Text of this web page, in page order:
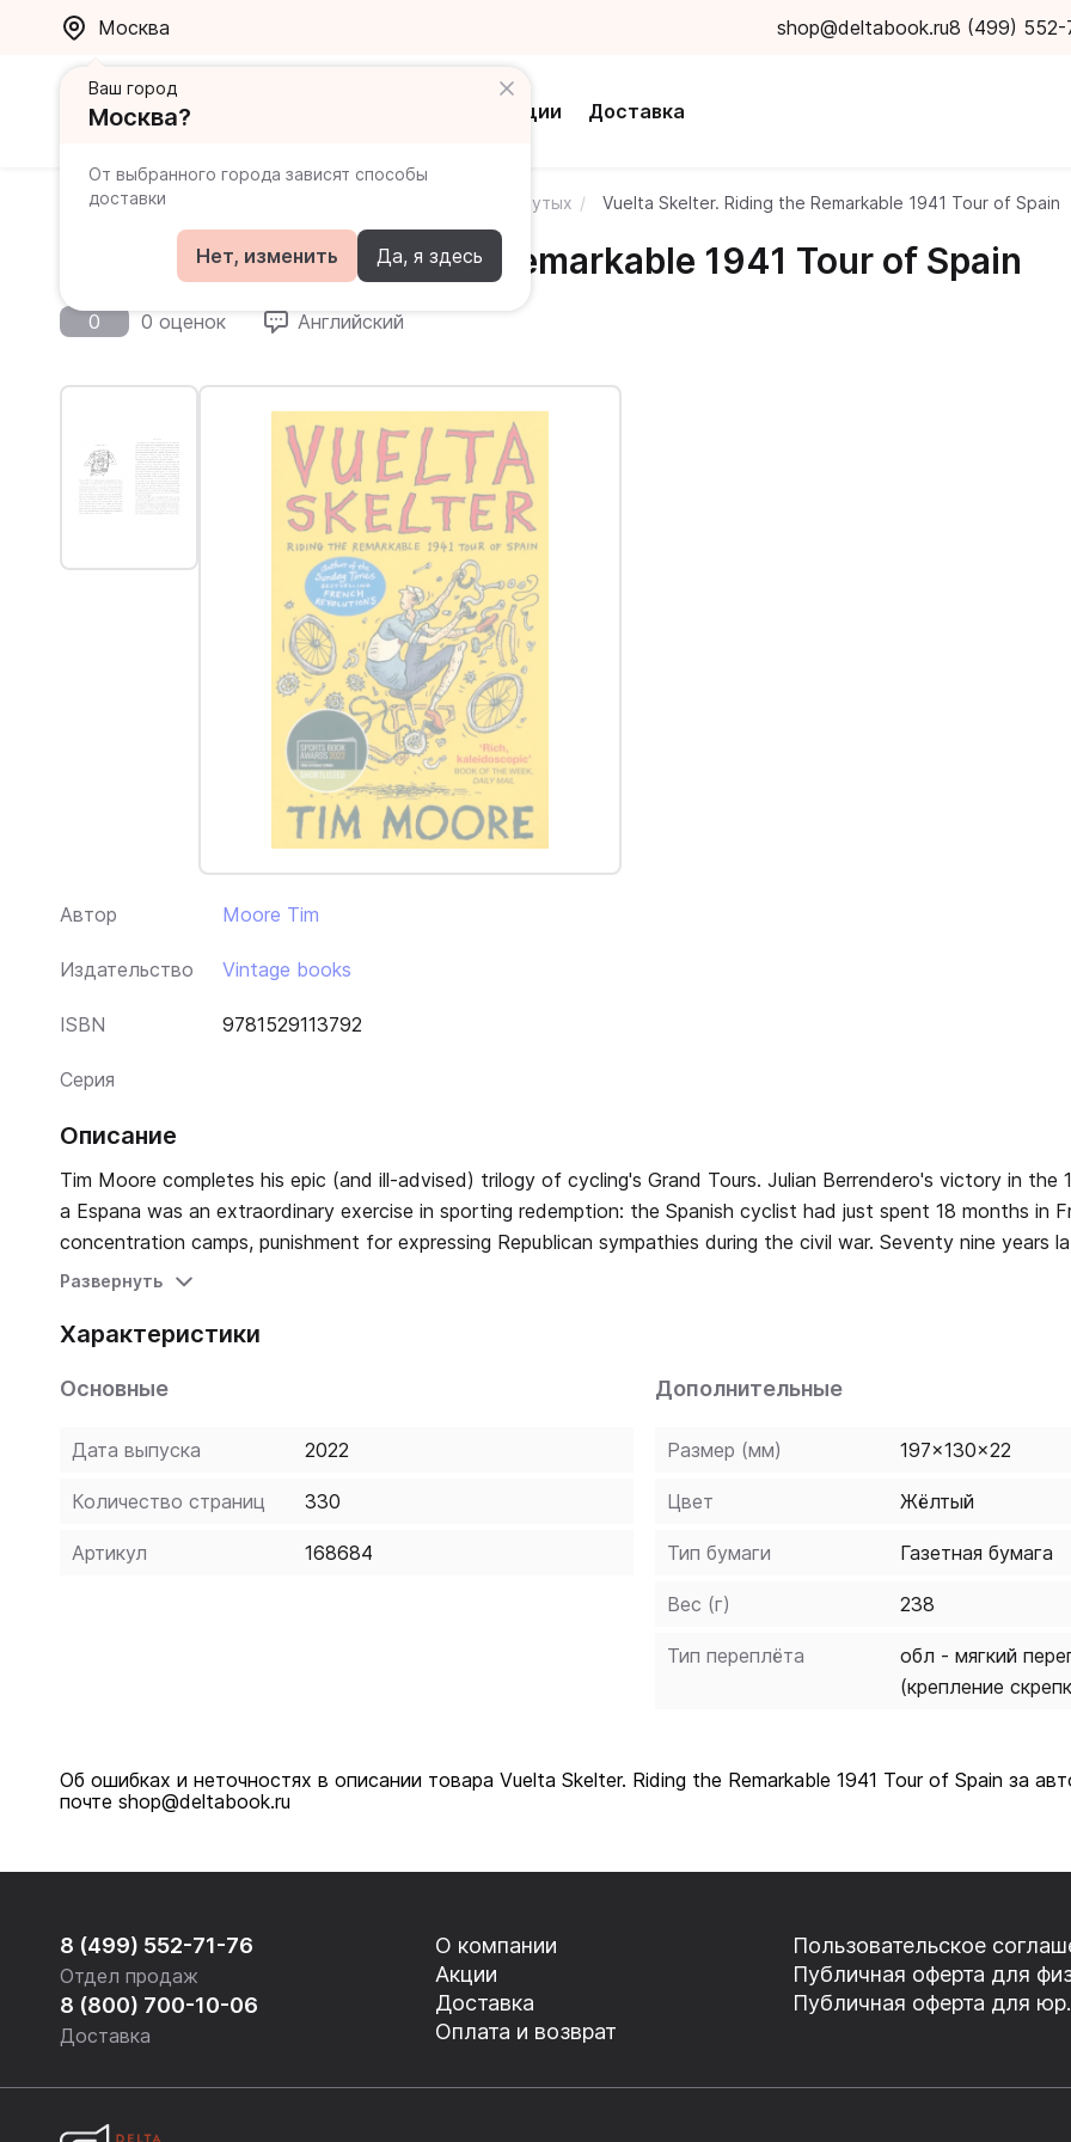
Москва shop@deltabook.ru8 (499) 552-
Акции Доставка
Ваш город
Москва?
От выбранного города зависят способы
доставки
Нет, изменить Да, я здесь
Главная Каталог Книги на английском для продвинутых Vuelta Skelter. Riding the Remarkable 1941 Tour of Spain
Vuelta Skelter. Riding the Remarkable 1941 Tour of Spain
0 0 оценок Английский
Автор Moore Tim
Издательство Vintage books
ISBN 9781529113792
Серия
Описание
Tim Moore completes his epic (and ill-advised) trilogy of cycling's Grand Tours. Julian Berrendero's victory in the 1941 Vuelta
a Espana was an extraordinary exercise in sporting redemption: the Spanish cyclist had just spent 18 months in
concentration camps, punishment for expressing Republican sympathies during the civil war. Seventy nine years
perennially over-ambitious cyclo-adventurer Tim Moore developed a fascination with Berrendero's story, and
triumph - in the midst of a global pandemic. What follows is a tale of brutal heat and lonely roads, of glory, humiliation, and
impressively responsible locals torn between welcoming their nation's only foreign visitor, and bundling him and
Развернуть
Характеристики
Основные
Дата выпуска 2022
Количество страниц 330
Артикул 168684
Дополнительные
Размер (мм) 197x130x22
Цвет Жёлтый
Тип бумаги Газетная бумага
Вес (г) 238
Тип переплёта
обл - мягкий
(крепление
Об ошибках и неточностях в описании товара Vuelta Skelter. Riding the Remarkable 1941 Tour of Spain за
почте shop@deltabook.ru
8 (499) 552-71-76
Отдел продаж
8 (800) 700-10-06
Доставка
О компании
Акции
Доставка
Оплата и возврат
Пользовательское
Публичная оферта для
Публичная оферта для